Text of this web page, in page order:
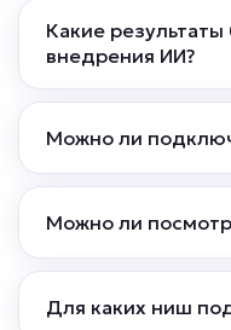
Какие
внедрения ИИ?
Можно ли
Можно ли
Для каких ниш